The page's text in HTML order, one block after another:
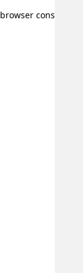
browser console for